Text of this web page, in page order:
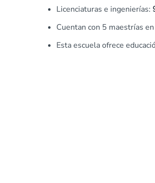
Licenciaturas e ingenierías:
Cuentan con 5 maestrías
Esta escuela ofrece